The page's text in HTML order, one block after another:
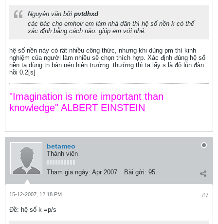
Nguyên văn bởi pvtdhxd
các bác cho emhoir em làm nhà dân thì hệ số nền k có thể
xác định bằng cách nào. giúp em với nhé.
hệ số nền này có rât nhiều công thức, nhưng khi dùng pm thì kinh
nghiệm của người làm nhiều sẽ chọn thích hợp. Xác định đúng hệ số
nền ta dùng tn bàn nén hiện trường. thường thì ta lấy s là độ lún đàn
hồi 0.2[s]
"Imagination is more important than
knowledge" ALBERT EINSTEIN
betameo
Thành viên
Tham gia ngày: Apr 2007 Bài gởi: 95
#7
15-12-2007, 12:18 PM
Ðề: hệ số k =p/s